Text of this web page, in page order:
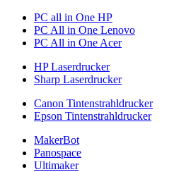
PC all in One HP
PC All in One Lenovo
PC All in One Acer
HP Laserdrucker
Sharp Laserdrucker
Canon Tintenstrahldrucker
Epson Tintenstrahldrucker
MakerBot
Panospace
Ultimaker